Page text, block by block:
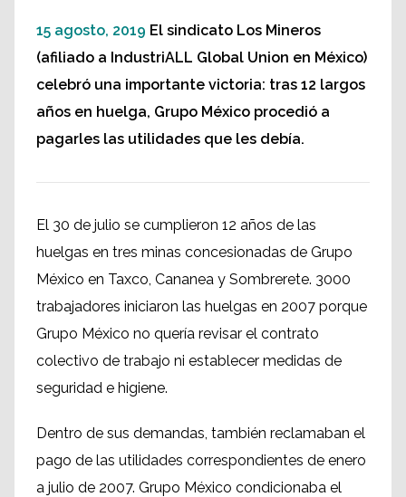
15 agosto, 2019 El sindicato Los Mineros
(afiliado a IndustriALL Global Union en México)
celebró una importante victoria: tras 12 largos
años en huelga, Grupo México procedió a
pagarles las utilidades que les debía.
El 30 de julio se cumplieron 12 años de las
huelgas en tres minas concesionadas de Grupo
México en Taxco, Cananea y Sombrerete. 3000
trabajadores iniciaron las huelgas en 2007 porque
Grupo México no quería revisar el contrato
colectivo de trabajo ni establecer medidas de
seguridad e higiene.
Dentro de sus demandas, también reclamaban el
pago de las utilidades correspondientes de enero
a julio de 2007. Grupo México condicionaba el